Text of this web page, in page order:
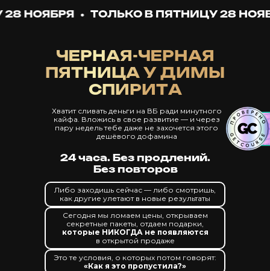
НОЯБРЯ ТОЛЬКО В ПЯТНИЦУ 28
ЧЕРНАЯ-ЧЕРНАЯ
ПЯТНИЦА У ДИМЫ
СПИРИТА
24 часа. Без продлений.
Без повторов
Либо заходишь сейчас — либо смотришь,
как другие улетают в новые результаты
Сегодня мы ломаем цены, открываем
секретные пакеты, отдаем подарки,
которые НИКОГДА не появляются
в открытой продаже
Это те условия, о которых потом говорят:
«Как я это пропустила?»
Хватит сливать деньги на ВБ ради минутного
кайфа. Вложись в свое развитие — и через
пару недель тебе даже не захочется этого
дешёвого дофамина